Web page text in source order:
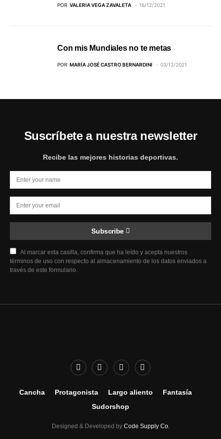
POR VALERIA VEGA ZAVALETA 16/12/2021
Con mis Mundiales no te metas
POR MARÍA JOSÉ CASTRO BERNARDINI 03/12/2021
Suscríbete a nuestra newsletter
Recibe las mejores historias deportivas.
Subscribe
Al marcar esta casilla, confirma que ha leído y acepta nuestros
términos de uso con respecto al almacenamiento de los datos enviados a
través de este formulario.
Cancha Protagonista Largo aliento
Fantasía
Sudorshop
Designed & Developed by Code Supply Co.